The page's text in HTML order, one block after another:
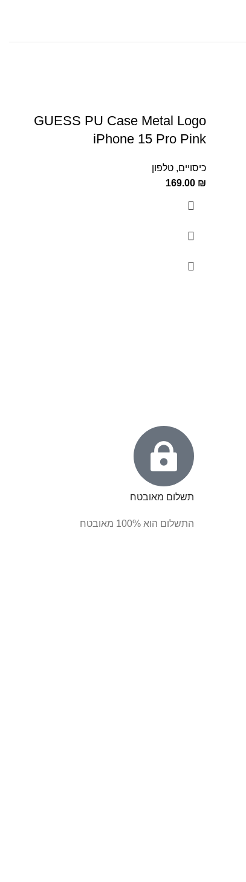
GUESS PU Case Metal Logo
iPhone 15 Pro Pink
כיסויים, טלפון
169.00 ₪
תשלום מאובטח
התשלום הוא 100% מאובטח